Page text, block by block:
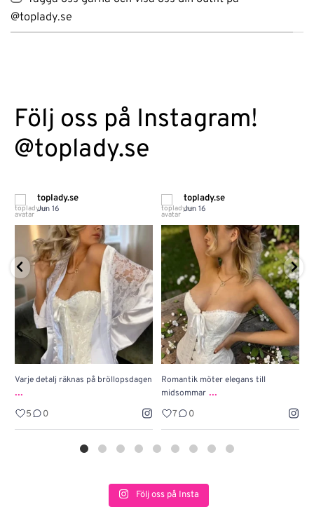
@toplady.se
Följ oss på Instagram!
@toplady.se
toplady.se
Jun 16
Varje detalj räknas på bröllopsdagen
...
5 0
toplady.se
Jun 16
Romantik möter elegans till
midsommar ...
7 0
Följ oss på Insta